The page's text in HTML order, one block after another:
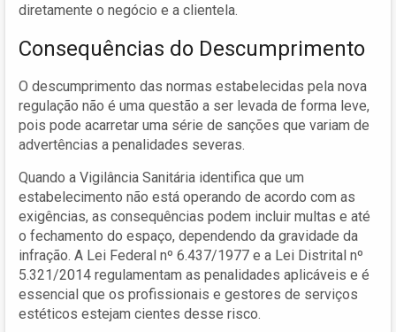
diretamente o negócio e a clientela.
Consequências do Descumprimento
O descumprimento das normas estabelecidas pela nova
regulação não é uma questão a ser levada de forma leve,
pois pode acarretar uma série de sanções que variam de
advertências a penalidades severas.
Quando a Vigilância Sanitária identifica que um
estabelecimento não está operando de acordo com as
exigências, as consequências podem incluir multas e até
o fechamento do espaço, dependendo da gravidade da
infração. A Lei Federal nº 6.437/1977 e a Lei Distrital nº
5.321/2014 regulamentam as penalidades aplicáveis e é
essencial que os profissionais e gestores de serviços
estéticos estejam cientes desse risco.